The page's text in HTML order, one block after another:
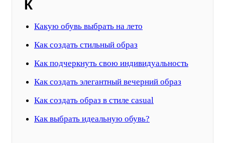
К
Какую обувь выбрать на лето
Как создать стильный образ
Как подчеркнуть свою индивидуальность
Как создать элегантный вечерний образ
Как создать образ в стиле casual
Как выбрать идеальную обувь?